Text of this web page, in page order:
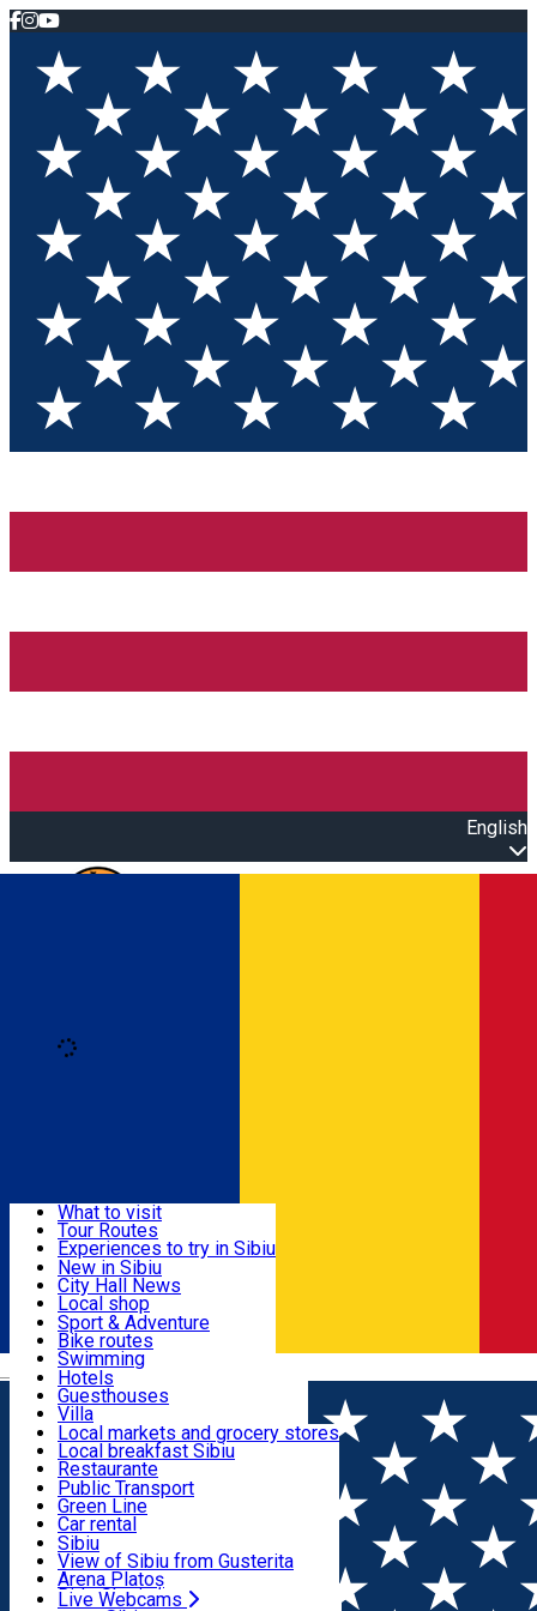
English
Română
Useful info
Activities & Adventure
Accommodation
Food, Drinks & Nightlife
Transport & Parking
Live Webcams
What to visit
Tour Routes
Experiences to try in Sibiu
Podcast
Culture
Museums
Churches
Parks, Zoo
County of Sibiu
New in Sibiu
City Hall News
Local shop
Sibiu artisans
Sibiul Verde
Public services
Education
How do I get to Sibiu
Tourist Info
Tour Guides
Guided tours
Publicații locale
Beauty salons
Sport & Adventure
Bike routes
Swimming
Riding
Indoor activities
Loc de joacă indoor
Loc de joacă outdoor
Ski
Ice skating
Yoga
Hotels
Guesthouses
Villa
Hostels
Motel
Camping
Renting rooms
Rooms for rent
Accommodation outside Sibiu
Local markets and grocery stores
Local breakfast Sibiu
Restaurante
Pizza
Fast Food
Coffee
Sweets
Pub, Bar
Night clubs
Bakeries
Public Transport
Green Line
Car rental
Rent a bike
Scooter rentals
Taxi
Ride Sharing
Sibiu
View of Sibiu from Gusterita
Arena Platoș
Live Webcams